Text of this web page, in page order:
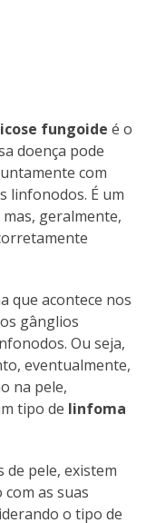
fungoideé o
doença pode
com
linfonodos. É um
geralmente,
que acontece nos
gânglios
Ou seja,
eventualmente,
na pele,
tipo de linfoma
pele, existem
as suas
o tipo de